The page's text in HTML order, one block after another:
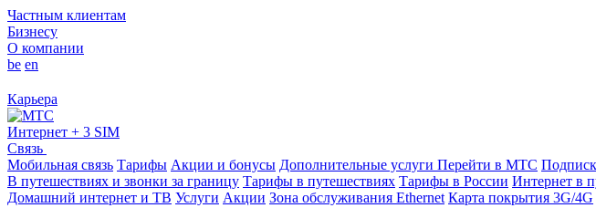
Частным клиентам
Бизнесу
О компании
be en
Карьера
Интернет + 3 SIM
Связь
Мобильная связь Тарифы Акции и бонусы Дополнительные услуги Перейти в МТС
В путешествиях и звонки за границу Тарифы в путешествиях Тарифы в России Интернет в
Домашний интернет и ТВ Услуги Акции Зона обслуживания Ethernet Карта покрытия 3G/4G